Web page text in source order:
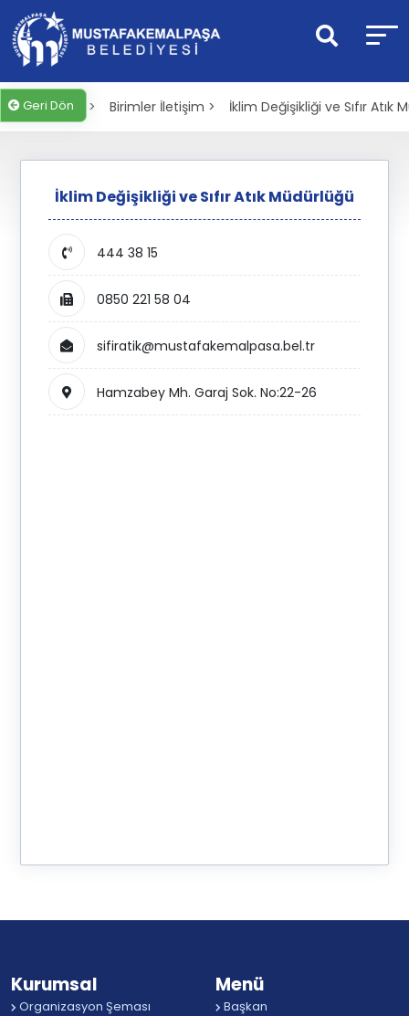
Geri Dön
Anasayfa > Birimler İletişim > İklim Değişikliği ve Sıfır Atık
İklim Değişikliği ve Sıfır Atık Müdürlüğü
444 38 15
0850 221 58 04
sifiratik@mustafakemalpasa.bel.tr
Hamzabey Mh. Garaj Sok. No:22-26
Kurumsal
Organizasyon Şeması
Menü
Başkan